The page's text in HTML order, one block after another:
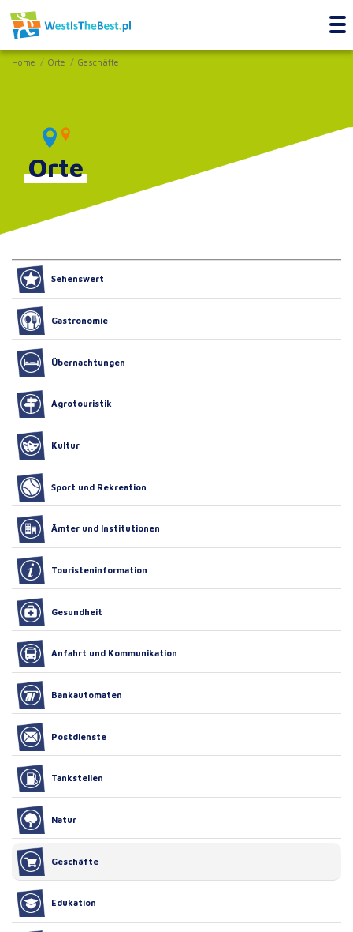
Home Orte Geschäfte
Orte
Sehenswert
Gastronomie
Übernachtungen
Agrotouristik
Kultur
Sport und Rekreation
Ämter und Institutionen
Touristeninformation
Gesundheit
Anfahrt und Kommunikation
Bankautomaten
Postdienste
Tankstellen
Natur
Geschäfte
Edukation